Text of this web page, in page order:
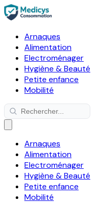
Arnaques
Alimentation
Electroménager
Hygiène & Beauté
Petite enfance
Mobilité
Arnaques
Alimentation
Electroménager
Hygiène & Beauté
Petite enfance
Mobilité